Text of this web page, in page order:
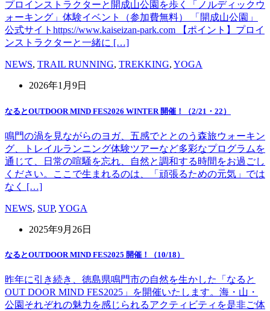
プロインストラクターと開成山公園を歩く「ノルディックウ
ォーキング」体験イベント（参加費無料） 「開成山公園」
公式サイトhttps://www.kaiseizan-park.com 【ポイント】プロイ
ンストラクターと一緒に […]
NEWS, TRAIL RUNNING, TREKKING, YOGA
2026年1月9日
なるとOUTDOOR MIND FES2026 WINTER 開催！（2/21・22）
鳴門の渦を見ながらのヨガ、五感でととのう森旅ウォーキン
グ、トレイルランニング体験ツアーなど多彩なプログラムを
通じて、日常の喧騒を忘れ、自然と調和する時間をお過ごし
ください。ここで生まれるのは、「頑張るための元気」では
なく […]
NEWS, SUP, YOGA
2025年9月26日
なるとOUTDOOR MIND FES2025 開催！（10/18）
昨年に引き続き、徳島県鳴門市の自然を生かした「なると
OUT DOOR MIND FES2025」を開催いたします。海・山・
公園それぞれの魅力を感じられるアクティビティを是非ご体